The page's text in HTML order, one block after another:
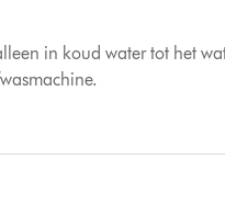
in koud water tot het